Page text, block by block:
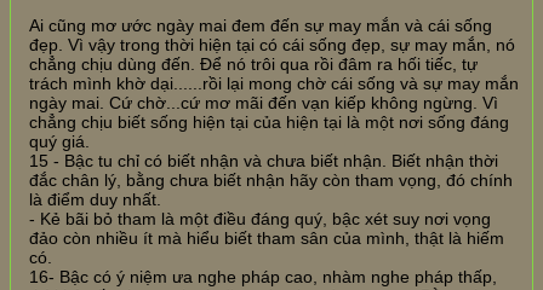
Ai cũng mơ ước ngày mai đem đến sự may mắn và cái sống
đẹp. Vì vậy trong thời hiện tại có cái sống đẹp, sự may mắn, nó
chẳng chịu dùng đến. Để nó trôi qua rồi đâm ra hối tiếc, tự
trách mình khờ dại......rồi lại mong chờ cái sống và sự may mắn
ngày mai. Cứ chờ...cứ mơ mãi đến vạn kiếp không ngừng. Vì
chẳng chịu biết sống hiện tại của hiện tại là một nơi sống đáng
quý giá.
15 - Bậc tu chỉ có biết nhận và chưa biết nhận. Biết nhận thời
đắc chân lý, bằng chưa biết nhận hãy còn tham vọng, đó chính
là điểm duy nhất.
- Kẻ bãi bỏ tham là một điều đáng quý, bậc xét suy nơi vọng
đảo còn nhiều ít mà hiểu biết tham sân của mình, thật là hiếm
có.
16- Bậc có ý niệm ưa nghe pháp cao, nhàm nghe pháp thấp,